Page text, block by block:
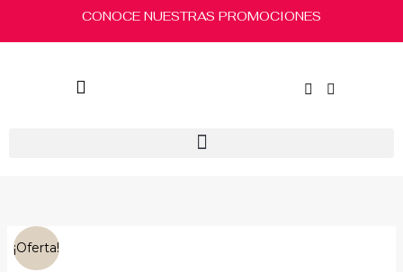
CONOCE NUESTRAS PROMOCIONES
¡Oferta!
Flex
Centro